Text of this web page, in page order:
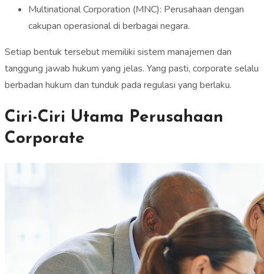
Multinational Corporation (MNC): Perusahaan dengan
cakupan operasional di berbagai negara.
Setiap bentuk tersebut memiliki sistem manajemen dan
tanggung jawab hukum yang jelas. Yang pasti, corporate selalu
berbadan hukum dan tunduk pada regulasi yang berlaku.
Ciri-Ciri Utama Perusahaan
Corporate